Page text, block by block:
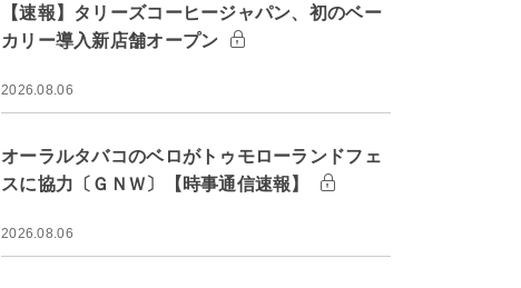
【速報】タリーズコーヒージャパン、初のベー
カリー導入新店舗オープン
2026.08.06
オーラルタバコのベロがトゥモローランドフェ
スに協力〔ＧＮＷ〕【時事通信速報】
2026.08.06